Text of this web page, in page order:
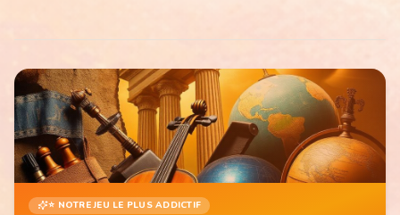
⭐ NOTRE JEU LE PLUS ADDICTIF